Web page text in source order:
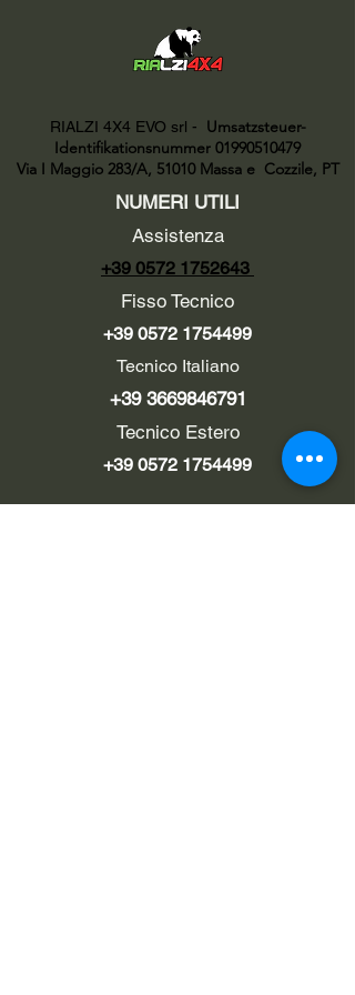
RIALZI 4X4 EVO srl -
Umsatzsteuer-
Identifikationsnummer 01990510479
Via I Maggio 283/A, 51010 Massa e Cozzile, PT
NUMERI UTILI
Assistenza
+39 0572 1752643
Fisso Tecnico
+39 0572 1754499
Tecnico Italiano
+39 3669846791
Tecnico Estero
+39 0572 1754499